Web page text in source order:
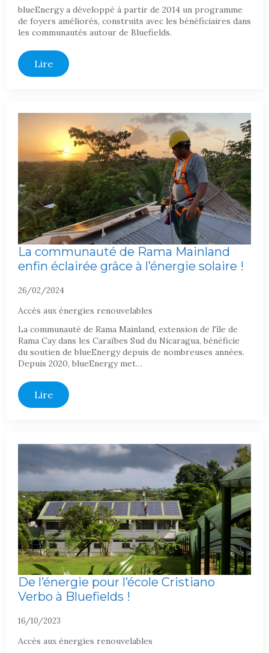
blueEnergy a développé à partir de 2014 un programme
de foyers améliorés, construits avec les bénéficiaires dans
les communautés autour de Bluefields.
Lire
La communauté de Rama Mainland
enfin éclairée grâce à l’énergie solaire !
26/02/2024
Accès aux énergies renouvelables
La communauté de Rama Mainland, extension de l'île de
Rama Cay dans les Caraïbes Sud du Nicaragua, bénéficie
du soutien de blueEnergy depuis de nombreuses années.
Depuis 2020, blueEnergy met…
Lire
De l’énergie pour l’école Cristiano
Verbo à Bluefields !
16/10/2023
Accès aux énergies renouvelables